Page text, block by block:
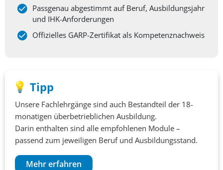
Passgenau abgestimmt auf Beruf, Ausbildungsjahr
und IHK-Anforderungen
Offizielles GARP-Zertifikat als Kompetenznachweis
Tipp
Unsere Fachlehrgänge sind auch Bestandteil der 18-
monatigen überbetrieblichen Ausbildung.
Darin enthalten sind alle empfohlenen Module –
passend zum jeweiligen Beruf und Ausbildungsstand.
Mehr erfahren